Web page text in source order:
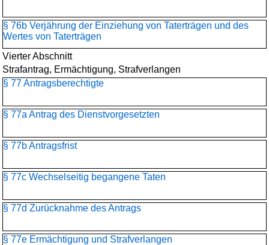
§ 76b Verjährung der Einziehung von Taterträgen und des
Wertes von Taterträgen
Vierter Abschnitt
Strafantrag, Ermächtigung, Strafverlangen
§ 77 Antragsberechtigte
§ 77a Antrag des Dienstvorgesetzten
§ 77b Antragsfrist
§ 77c Wechselseitig begangene Taten
§ 77d Zurücknahme des Antrags
§ 77e Ermächtigung und Strafverlangen